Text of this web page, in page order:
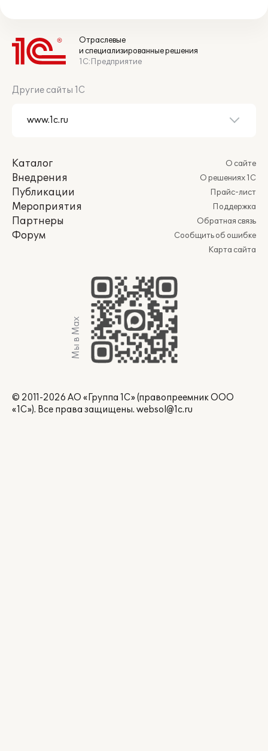
Отраслевые
и специализированные решения
1С:Предприятие
Другие сайты 1С
Каталог
Внедрения
Публикации
Мероприятия
Партнеры
Форум
О сайте
О решениях 1С
Прайс-лист
Поддержка
Обратная связь
Сообщить об ошибке
Карта сайта
Мы в Max
© 2011-2026 АО «Группа 1С» (правопреемник ООО
«1С»). Все права защищены. websol@1c.ru